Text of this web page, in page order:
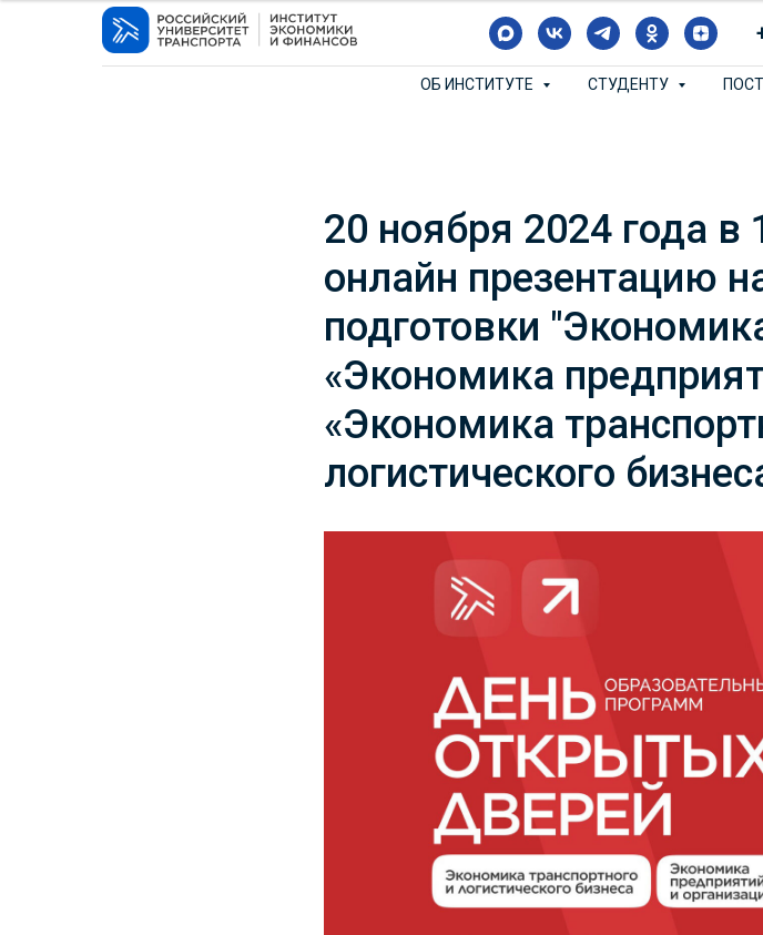
ОБ ИНСТИТУТЕ СТУДЕНТУ
20 ноября 2024 года
онлайн презентацию
подготовки
«Экономика
«Экономика
логистического